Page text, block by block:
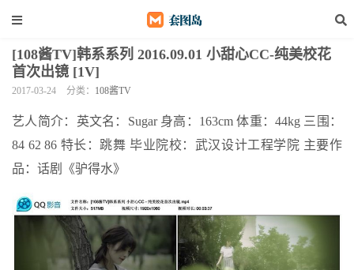
[108酱TV]韩系系列 2016.09.01 小甜心CC-纯美校花
首次出镜 [1V]
2017-03-24 分类： 108酱TV
艺人简介：英文名：Sugar 身高：163cm 体重：44kg 三围：
84 62 86 特长：跳舞 毕业院校：武汉设计工程学院 主要作
品：话剧《驴得水》